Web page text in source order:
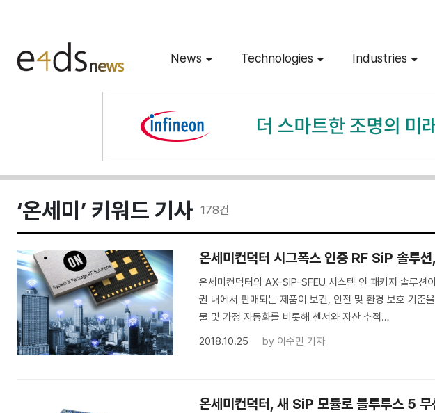
News Technologies Industries
‘온세미’ 키워드 기사 178건
온세미컨덕터 시그폭스 인증 RF SiP 솔루
온세미컨덕터의 AX-SIP-SFEU 시스템 인 패키지 솔루션
권 내에서 판매되는 제품이 보건, 안전 및 환경 보호 기준
물 및 가정 자동화를 비롯해 센서와 자산 추적…
2018.10.25
by 이수민 기자
온세미컨덕터, 새 SiP 모듈로 블루투스 5 무